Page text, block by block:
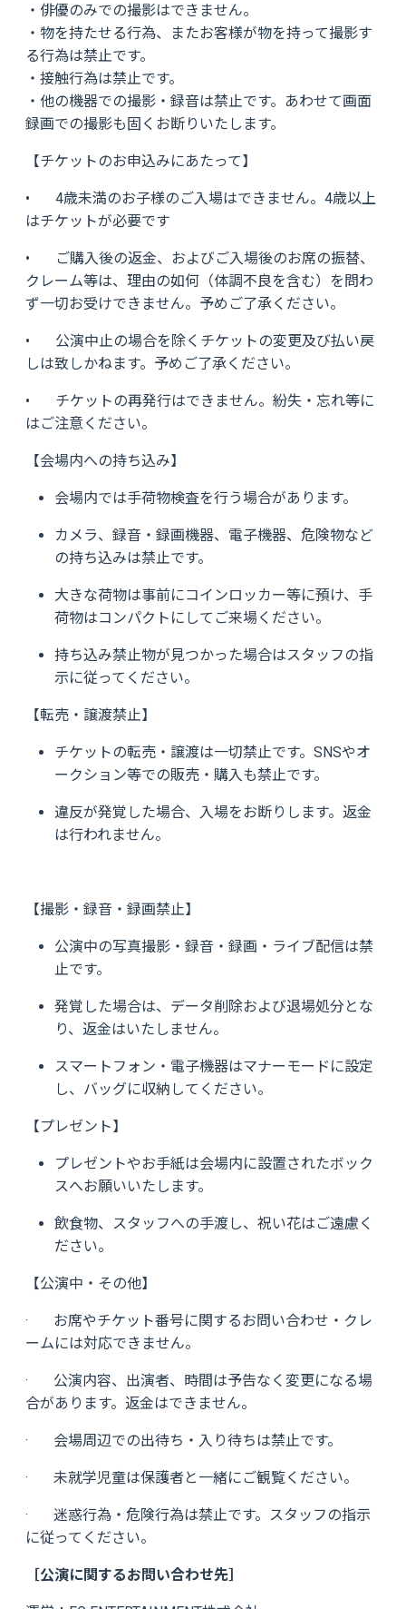
・俳優のみでの撮影はできません。
・物を持たせる行為、またお客様が物を持って撮影す
る行為は禁止です。
・接触行為は禁止です。
・他の機器での撮影・録音は禁止です。あわせて画面
録画での撮影も固くお断りいたします。
【チケットのお申込みにあたって】
• 4歳未満のお子様のご入場はできません。4歳以上
はチケットが必要です
• ご購入後の返金、およびご入場後のお席の振替、
クレーム等は、理由の如何（体調不良を含む）を問わ
ず一切お受けできません。予めご了承ください。
• 公演中止の場合を除くチケットの変更及び払い戻
しは致しかねます。予めご了承ください。
• チケットの再発行はできません。紛失・忘れ等に
はご注意ください。
【会場内への持ち込み】
会場内では手荷物検査を行う場合があります。
カメラ、録音・録画機器、電子機器、危険物など
の持ち込みは禁止です。
大きな荷物は事前にコインロッカー等に預け、手
荷物はコンパクトにしてご来場ください。
持ち込み禁止物が見つかった場合はスタッフの指
示に従ってください。
【転売・譲渡禁止】
チケットの転売・譲渡は一切禁止です。SNSやオ
ークション等での販売・購入も禁止です。
違反が発覚した場合、入場をお断りします。返金
は行われません。
【撮影・録音・録画禁止】
公演中の写真撮影・録音・録画・ライブ配信は禁
止です。
発覚した場合は、データ削除および退場処分とな
り、返金はいたしません。
スマートフォン・電子機器はマナーモードに設定
し、バッグに収納してください。
【プレゼント】
プレゼントやお手紙は会場内に設置されたボック
スへお願いいたします。
飲食物、スタッフへの手渡し、祝い花はご遠慮く
ださい。
【公演中・その他】
· お席やチケット番号に関するお問い合わせ・クレ
ームには対応できません。
· 公演内容、出演者、時間は予告なく変更になる場
合があります。返金はできません。
· 会場周辺での出待ち・入り待ちは禁止です。
· 未就学児童は保護者と一緒にご観覧ください。
· 迷惑行為・危険行為は禁止です。スタッフの指示
に従ってください。
［公演に関するお問い合わせ先］